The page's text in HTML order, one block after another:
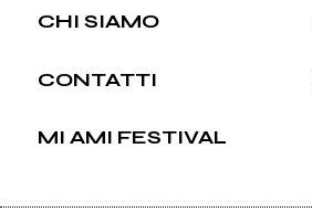
CHI SIAMO
CONTATTI
MI AMI FESTIVAL